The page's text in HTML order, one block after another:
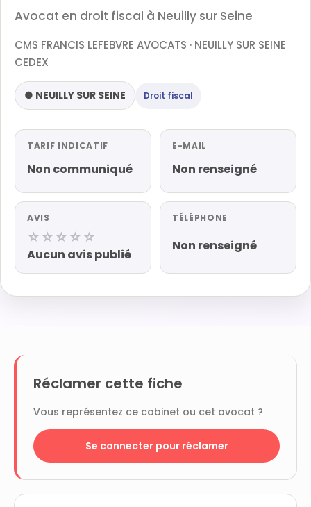
Avocat en droit fiscal à Neuilly sur Seine
CMS FRANCIS LEFEBVRE AVOCATS · NEUILLY SUR SEINE
CEDEX
● NEUILLY SUR SEINE Droit fiscal
TARIF INDICATIF
Non communiqué
E-MAIL
Non renseigné
AVIS
☆☆☆☆☆
Aucun avis publié
TÉLÉPHONE
Non renseigné
Réclamer cette fiche
Vous représentez ce cabinet ou cet avocat ?
Se connecter pour réclamer